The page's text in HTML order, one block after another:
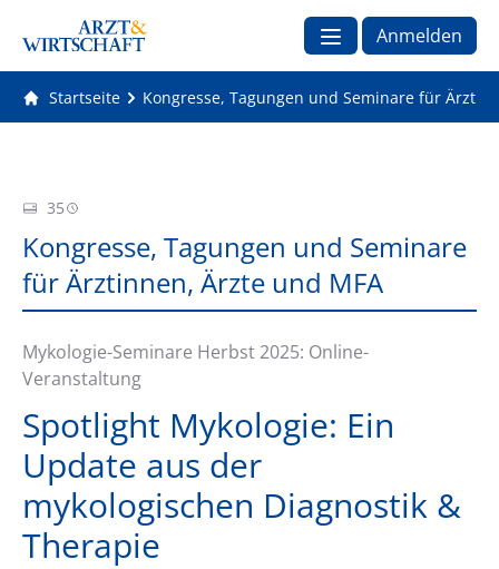
Anmelden
Startseite Kongresse, Tagungen und Seminare für
35
Kongresse, Tagungen und Seminare
für Ärztinnen, Ärzte und MFA
Mykologie-Seminare Herbst 2025: Online-
Veranstaltung
Spotlight Mykologie: Ein
Update aus der
mykologischen Diagnostik &
Therapie